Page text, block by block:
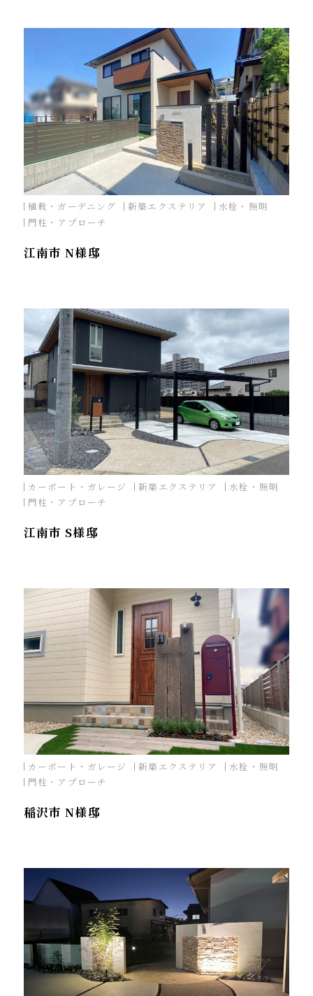
植栽・ガーデニング 新築エクステリア
水栓・照明
門柱・アプローチ
江南市 N様邸
カーポート・ガレージ 新築エクステリア
水栓・照明
門柱・アプローチ
江南市 S様邸
カーポート・ガレージ 新築エクステリア
水栓・照明
門柱・アプローチ
稲沢市 N様邸